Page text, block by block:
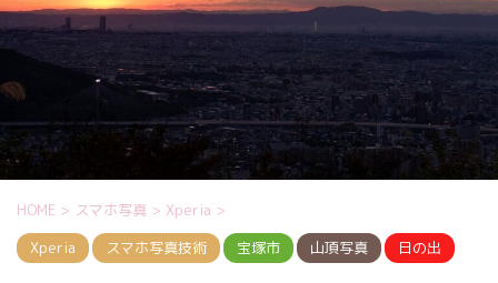
HOME > スマホ写真 > Xperia >
Xperia
スマホ写真技術 宝塚市 山頂写真 日の出